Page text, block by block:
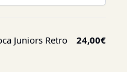
Juniors Retro
24,00€